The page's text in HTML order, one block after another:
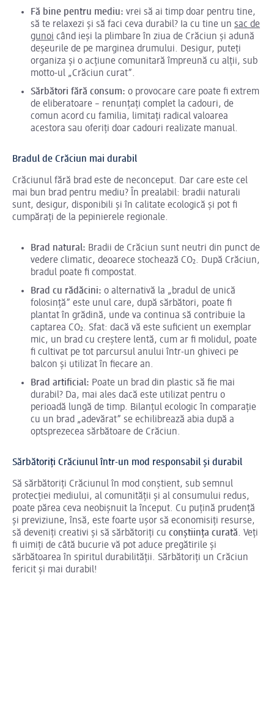
Fă bine pentru mediu: vrei să ai timp doar pentru tine,
să te relaxezi și să faci ceva durabil? Ia cu tine un sac de
gunoi când ieși la plimbare în ziua de Crăciun și adună
deșeurile de pe marginea drumului. Desigur, puteți
organiza și o acțiune comunitară împreună cu alții, sub
motto-ul „Crăciun curat”.
Sărbători fără consum: o provocare care poate fi extrem
de eliberatoare – renunțați complet la cadouri, de
comun acord cu familia, limitați radical valoarea
acestora sau oferiți doar cadouri realizate manual.
Bradul de Crăciun mai durabil
Crăciunul fără brad este de neconceput. Dar care este cel
mai bun brad pentru mediu? În prealabil: bradii naturali
sunt, desigur, disponibili și în calitate ecologică și pot fi
cumpărați de la pepinierele regionale.
Brad natural: Bradii de Crăciun sunt neutri din punct de
vedere climatic, deoarece stochează CO₂. După Crăciun,
bradul poate fi compostat.
Brad cu rădăcini: o alternativă la „bradul de unică
folosință” este unul care, după sărbători, poate fi
plantat în grădină, unde va continua să contribuie la
captarea CO₂. Sfat: dacă vă este suficient un exemplar
mic, un brad cu creștere lentă, cum ar fi molidul, poate
fi cultivat pe tot parcursul anului într-un ghiveci pe
balcon și utilizat în fiecare an.
Brad artificial: Poate un brad din plastic să fie mai
durabil? Da, mai ales dacă este utilizat pentru o
perioadă lungă de timp. Bilanțul ecologic în comparație
cu un brad „adevărat” se echilibrează abia după a
optsprezecea sărbătoare de Crăciun.
Sărbătoriți Crăciunul într-un mod responsabil și durabil
Să sărbătoriți Crăciunul în mod conștient, sub semnul
protecției mediului, al comunității și al consumului redus,
poate părea ceva neobișnuit la început. Cu puțină prudență
și previziune, însă, este foarte ușor să economisiți resurse,
să deveniți creativi și să sărbătoriți cu conștiința curată. Veți
fi uimiți de câtă bucurie vă pot aduce pregătirile și
sărbătoarea în spiritul durabilității. Sărbătoriți un Crăciun
fericit și mai durabil!